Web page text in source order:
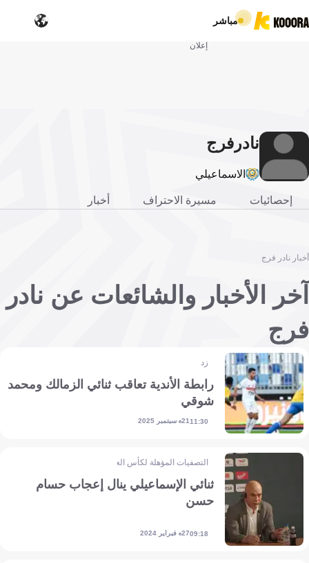
مباشر
إعلان
نادر فرج
الاسماعيلي
إحصائيات مسيرة الاحتراف أخبار
أخبار نادر فرج
آخر الأخبار والشائعات عن نادر
فرج
زد
رابطة الأندية تعاقب ثنائي الزمالك ومحمد
شوقي
11:3021 سبتمبر 2025
التصفيات المؤهلة لكأس العالم - إفريقيا
ثنائي الإسماعيلي ينال إعجاب حسام
حسن
09:1827 فبراير 2024